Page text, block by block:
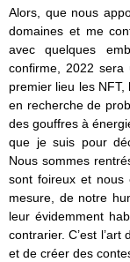
Alors, que nous
domaines et me
avec quelques
confirme, 2022 sera
premier lieu les
en recherche de
des gouffres à
que je suis pour
Nous sommes
sont foireux et nous
mesure, de notre
leur évidemment
contrarier. C’est
et de créer des